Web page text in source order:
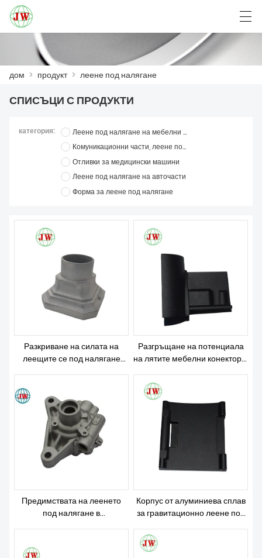
ПРОДУКТ
VISITA Á FÁBRICA
СВЪРЖЕТЕ СЕ С НАС
العربية Deutsch English
дом > продукт > леене под налягане
СПИСЪЦИ С ПРОДУКТИ
категория:
Леене под налягане на мебелни части
Комуникационни части, леене под налягане
Отливки за медицински машини
Леене под налягане на авточасти
Форма за леене под налягане
Разкриване на силата на
леещите се под налягане
структурната цялост и
дизайнерските иновации
Разгръщане на потенциала
на лятите мебелни конектори:
строим и проектираме
Предимствата на леенето
под налягане в
Корпус от алуминиева сплав
за гравитационно леене под